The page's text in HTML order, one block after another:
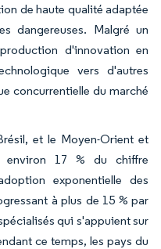
de haute qualité adaptée
dangereuses. Malgré un
d'innovation en
vers d'autres
concurrentielle du marché
et le Moyen-Orient et
environ 17 % du chiffre
exponentielle des
à plus de 15 % par
qui s'appuient sur
ce temps, les pays du